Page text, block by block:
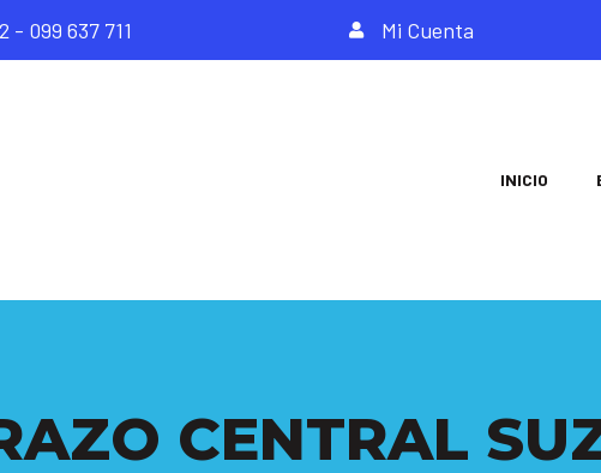
- 099 637 711 Mi Cuenta
INICIO
CENTRAL